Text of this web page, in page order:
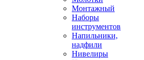
Монтажный
Наборы
инструментов
Напильники,
надфили
Нивелиры